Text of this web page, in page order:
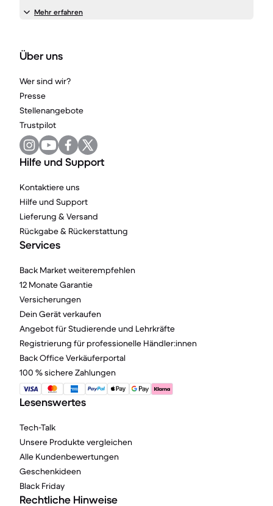
Mehr erfahren
Über uns
Wer sind wir?
Presse
Stellenangebote
Trustpilot
Hilfe und Support
Kontaktiere uns
Hilfe und Support
Lieferung & Versand
Rückgabe & Rückerstattung
Services
Back Market weiterempfehlen
12 Monate Garantie
Versicherungen
Dein Gerät verkaufen
Angebot für Studierende und Lehrkräfte
Registrierung für professionelle Händler:innen
Back Office Verkäuferportal
100 % sichere Zahlungen
Lesenswertes
Tech-Talk
Unsere Produkte vergleichen
Alle Kundenbewertungen
Geschenkideen
Black Friday
Rechtliche Hinweise